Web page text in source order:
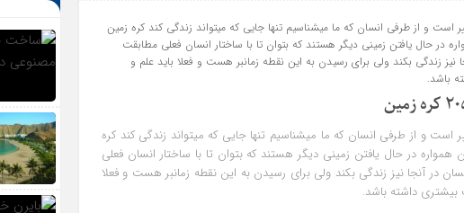
است و از طرفی انسان که ما میشناسیم تنها جایی که میتواند زندگی کند کره زمین
در حال یافتن زمینی دیگر هستند که بتوان تا با ساختار انسان فعلی مطابقت
نیز زندگی بکند ولی برای رسیدن به این نقطه زمانبر هست و فعلا باید علم و
باشد.
است و از طرفی انسان که ما میشناسیم تنها جایی که میتواند زندگی کند کره
در حال یافتن زمینی دیگر هستند که بتوان تا با ساختار انسان فعلی
در آنجا نیز زندگی بکند ولی برای رسیدن به این نقطه زمانبر هست و فعلا
بیشتری داشته باشد.